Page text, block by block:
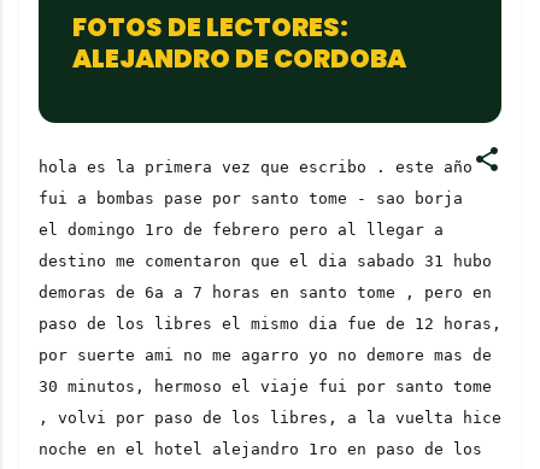
FOTOS DE LECTORES:
ALEJANDRO DE CORDOBA
hola es la primera vez que escribo . este año
fui a bombas pase por santo tome - sao borja
el domingo 1ro de febrero pero al llegar a
destino me comentaron que el dia sabado 31 hubo
demoras de 6a a 7 horas en santo tome , pero en
paso de los libres el mismo dia fue de 12 horas,
por suerte ami no me agarro yo no demore mas de
30 minutos, hermoso el viaje fui por santo tome
, volvi por paso de los libres, a la vuelta hice
noche en el hotel alejandro 1ro en paso de los